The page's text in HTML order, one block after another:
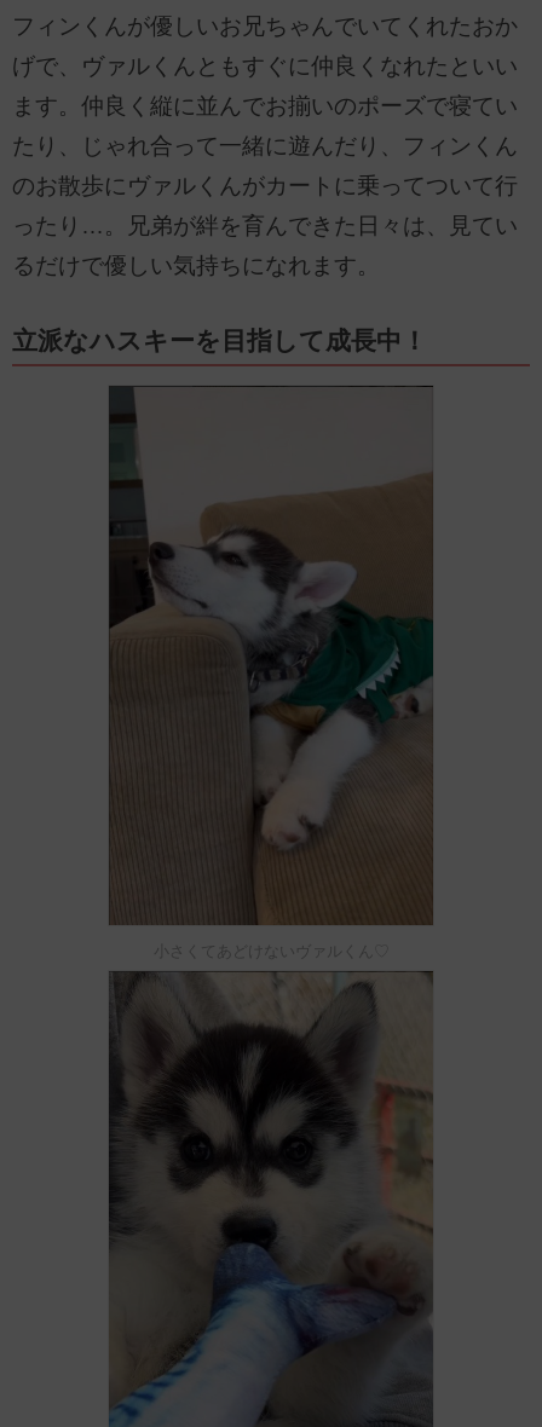
フィンくんが優しいお兄ちゃんでいてくれたおか
げで、ヴァルくんともすぐに仲良くなれたといい
ます。仲良く縦に並んでお揃いのポーズで寝てい
たり、じゃれ合って一緒に遊んだり、フィンくん
のお散歩にヴァルくんがカートに乗ってついて行
ったり…。兄弟が絆を育んできた日々は、見てい
るだけで優しい気持ちになれます。
立派なハスキーを目指して成長中！
小さくてあどけないヴァルくん♡